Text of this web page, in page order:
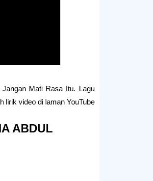
Mati Rasa Itu. Lagu
video di laman YouTube.
ABDUL